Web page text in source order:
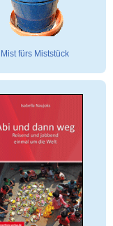
Mist fürs Miststück